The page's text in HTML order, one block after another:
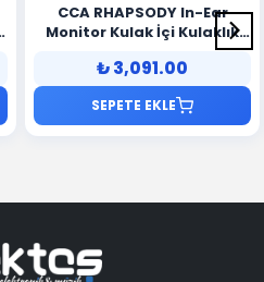
CCA RHAPSODY In-Ear
Monitor Kulak İçi Kulaklık
₺ 3,091.00
SEPETE EKLE